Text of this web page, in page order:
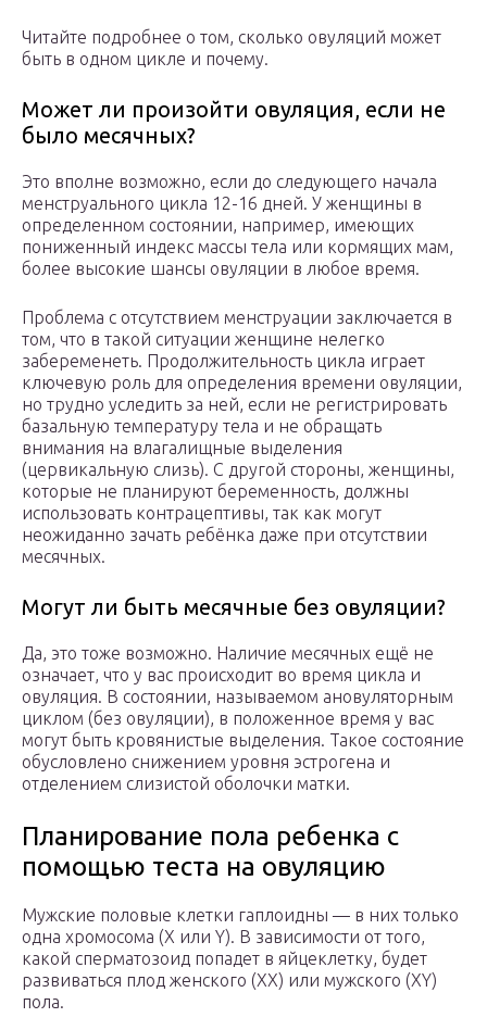
Читайте подробнее о том, сколько овуляций может
быть в одном цикле и почему.
Может ли произойти овуляция, если не
было месячных?
Это вполне возможно, если до следующего начала
менструального цикла 12-16 дней. У женщины в
определенном состоянии, например, имеющих
пониженный индекс массы тела или кормящих мам,
более высокие шансы овуляции в любое время.
Проблема с отсутствием менструации заключается в
том, что в такой ситуации женщине нелегко
забеременеть. Продолжительность цикла играет
ключевую роль для определения времени овуляции,
но трудно уследить за ней, если не регистрировать
базальную температуру тела и не обращать
внимания на влагалищные выделения
(цервикальную слизь). С другой стороны, женщины,
которые не планируют беременность, должны
использовать контрацептивы, так как могут
неожиданно зачать ребёнка даже при отсутствии
месячных.
Могут ли быть месячные без овуляции?
Да, это тоже возможно. Наличие месячных ещё не
означает, что у вас происходит во время цикла и
овуляция. В состоянии, называемом ановуляторным
циклом (без овуляции), в положенное время у вас
могут быть кровянистые выделения. Такое состояние
обусловлено снижением уровня эстрогена и
отделением слизистой оболочки матки.
Планирование пола ребенка с
помощью теста на овуляцию
Мужские половые клетки гаплоидны — в них только
одна хромосома (X или Y). В зависимости от того,
какой сперматозоид попадет в яйцеклетку, будет
развиваться плод женского (XX) или мужского (XY)
пола.